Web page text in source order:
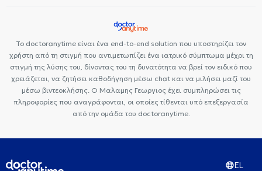
Το doctoranytime είναι ένα end-to-end solution που υποστηρίζει τον
χρήστη από τη στιγμή που αντιμετωπίζει ένα ιατρικό σύμπτωμα μέχρι τη
στιγμή της λύσης του, δίνοντας του τη δυνατότητα να βρεί τον ειδικό που
χρειάζεται, να ζητήσει καθοδήγηση μέσω chat και να μιλήσει μαζί του
μέσω βιντεοκλήσης. Ο Μαλαμης Γεωργιος έχει συμπληρώσει τις
πληροφορίες που αναγράφονται, οι οποίες τίθενται υπό επεξεργασία
από την ομάδα του doctoranytime.
EL